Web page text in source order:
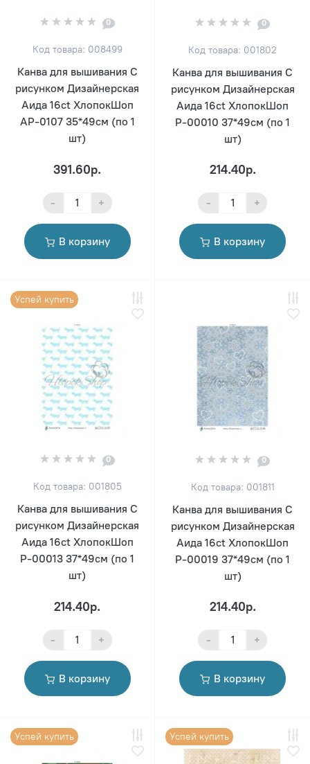
0
Код товара: 008499
Канва для вышивания С
рисунком Дизайнерская
Аида 16ct ХлопокШоп
АР-0107 35*49см (по 1
шт)
391.60р.
- +
В корзину
0
Код товара: 001802
Канва для вышивания С
рисунком Дизайнерская
Аида 16ct ХлопокШоп
Р-00010 37*49см (по 1
шт)
214.40р.
- +
В корзину
Успей купить
0
Код товара: 001805
Канва для вышивания С
рисунком Дизайнерская
Аида 16ct ХлопокШоп
Р-00013 37*49см (по 1
шт)
214.40р.
- +
В корзину
0
Код товара: 001811
Канва для вышивания С
рисунком Дизайнерская
Аида 16ct ХлопокШоп
Р-00019 37*49см (по 1
шт)
214.40р.
- +
В корзину
Успей купить Успей купить